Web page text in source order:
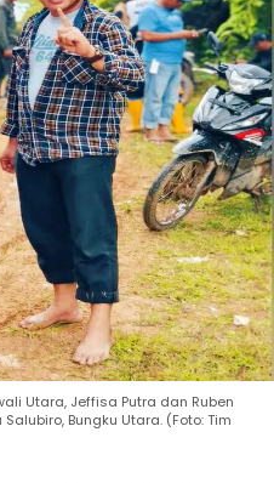
Utara, Jeffisa Putra dan Ruben
Bungku Utara. (Foto: Tim